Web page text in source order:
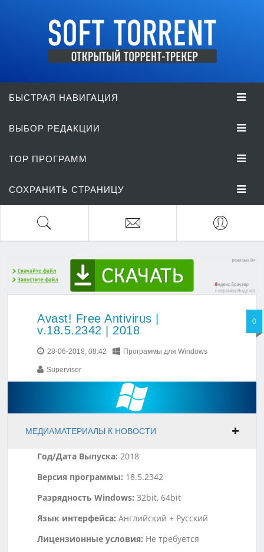
БЫСТРАЯ НАВИГАЦИЯ
ВЫБОР РЕДАКЦИИ
TOP ПРОГРАММ
СОХРАНИТЬ СТРАНИЦУ
Avast! Free Antivirus |
v.18.5.2342 | 2018
0
28-06-2018, 08:42 Программы для Windows
Supervisor
МЕДИАМАТЕРИАЛЫ К НОВОСТИ
Год/Дата Выпуска: 2018
Версия программы: 18.5.2342
Разрядность Windows: 32bit, 64bit
Язык интерфейса: Английский + Русский
Лицензионные условия: Не требуется